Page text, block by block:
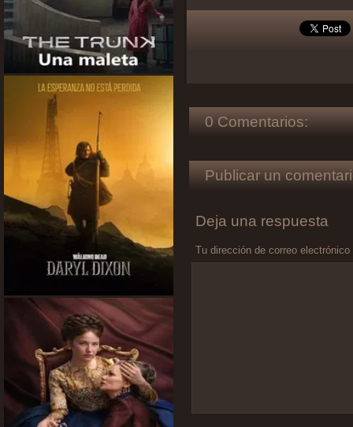
0 Comentarios:
Publicar un
Deja una respuesta
Tu dirección de correo